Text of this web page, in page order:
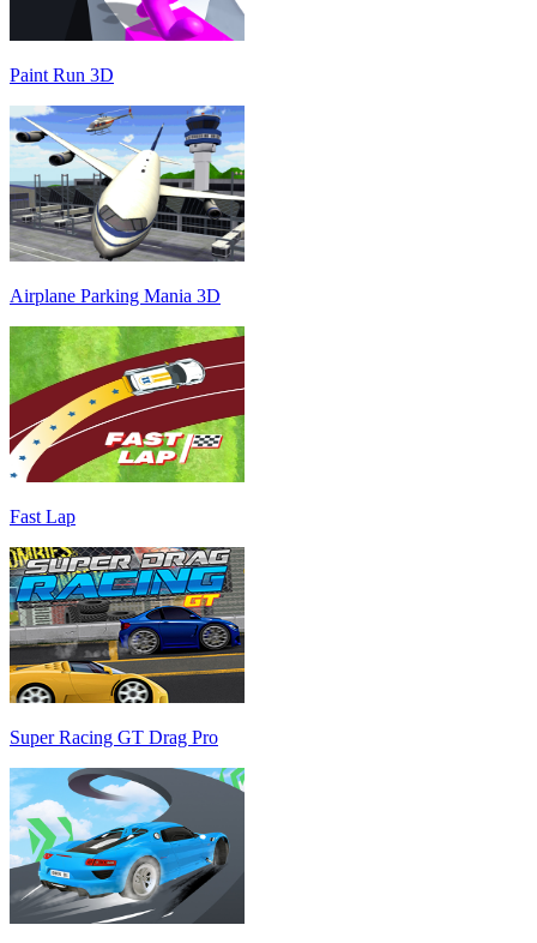
Paint Run 3D
Airplane Parking Mania 3D
Fast Lap
Super Racing GT Drag Pro